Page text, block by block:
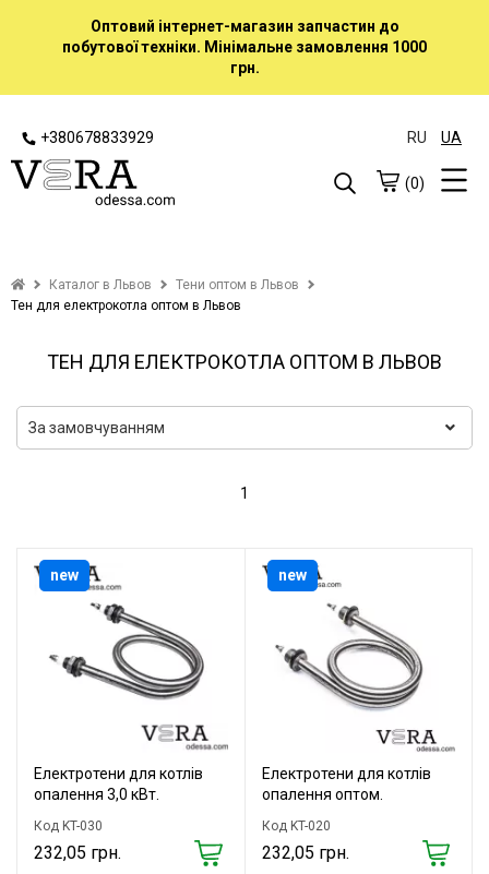
Оптовий інтернет-магазин запчастин до
побутової техніки. Мінімальне замовлення 1000
грн.
+380678833929 RU UA
(0)
Каталог в Львов
Тени оптом в Львов
Тен для електрокотла оптом в Львов
ТЕН ДЛЯ ЕЛЕКТРОКОТЛА ОПТОМ В ЛЬВОВ
1
Електротени для котлів
опалення 3,0 кВт.
Код KT-030
232,05 грн.
new
Електротени для котлів
опалення оптом.
Код KT-020
232,05 грн.
new